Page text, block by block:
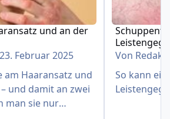
und an der
23. Februar 2025
am Haaransatz und
und damit an zwei
man sie nur
Von
So kann